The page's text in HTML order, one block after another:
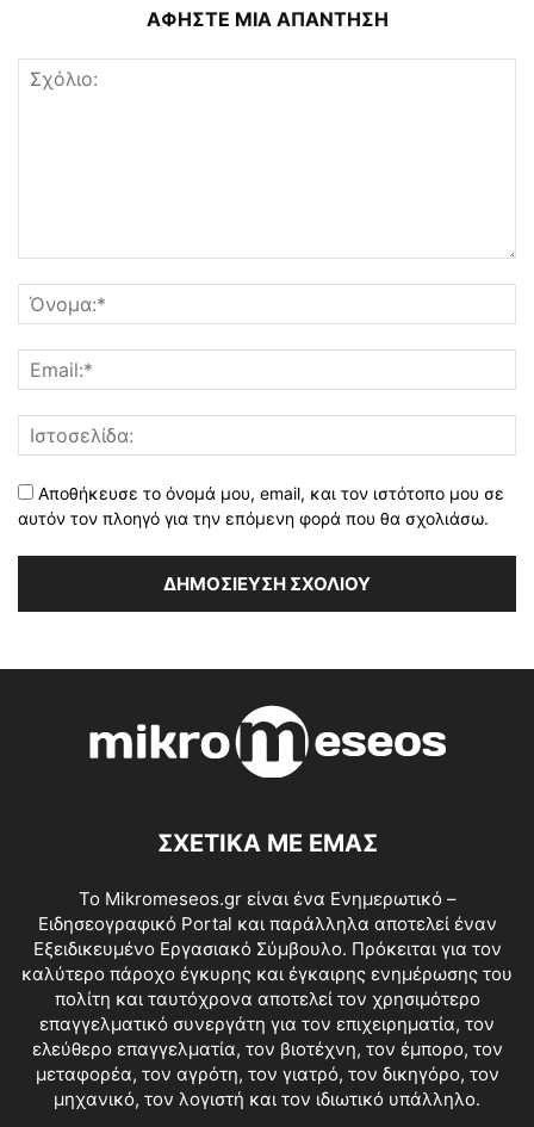
ΑΦΗΣΤΕ ΜΙΑ ΑΠΑΝΤΗΣΗ
Αποθήκευσε το όνομά μου, email, και τον ιστότοπο μου σε
αυτόν τον πλοηγό για την επόμενη φορά που θα σχολιάσω.
ΣΧΕΤΙΚΑ ΜΕ ΕΜΑΣ
Το Mikromeseos.gr είναι ένα Ενημερωτικό –
Ειδησεογραφικό Portal και παράλληλα αποτελεί έναν
Εξειδικευμένο Εργασιακό Σύμβουλο. Πρόκειται για τον
καλύτερο πάροχο έγκυρης και έγκαιρης ενημέρωσης του
πολίτη και ταυτόχρονα αποτελεί τον χρησιμότερο
επαγγελματικό συνεργάτη για τον επιχειρηματία, τον
ελεύθερο επαγγελματία, τον βιοτέχνη, τον έμπορο, τον
μεταφορέα, τον αγρότη, τον γιατρό, τον δικηγόρο, τον
μηχανικό, τον λογιστή και τον ιδιωτικό υπάλληλο.